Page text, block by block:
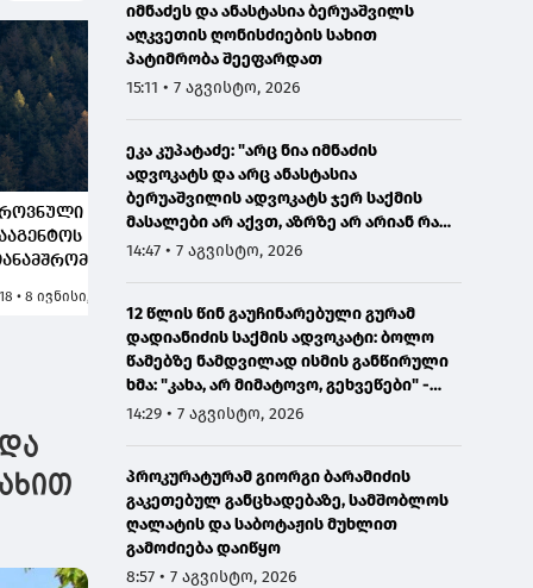
სატყეო
წლის მაისის
ფაქტი გამოავლინეს,
45 ფაქტი ხე-
• 8 ივნისი, 2026
მცხეთა-მთიანეთში ხე-
მოპოვებისა და
ტრანსპორტირების
ფაქტები გამოავლინა
იმნაძეს და ანასტასია ბერუაშვილს
აღკვეთის ღონისძიების სახით
პატიმრობა შეეფარდათ
15:11 • 7 აგვისტო, 2026
ეკა კუპატაძე: "არც ნია იმნაძის
ადვოკატს და არც ანასტასია
ბერუაშვილის ადვოკატს ჯერ საქმის
მასალები არ აქვთ, აზრზე არ არიან რა
წერია მასალებში"
14:47 • 7 აგვისტო, 2026
12 წლის წინ გაუჩინარებული გურამ
დადიანიძის საქმის ადვოკატი: ბოლო
წამებზე ნამდვილად ისმის განწირული
ხმა: "კახა, არ მიმატოვო, გეხვეწები" -
ვიდეოს დადებას ვაპირებდით
14:29 • 7 აგვისტო, 2026
პროკურატურამ გიორგი ბარამიძის
გაკეთებულ განცხადებაზე, სამშობლოს
ღალატის და საბოტაჟის მუხლით
გამოძიება დაიწყო
8:57 • 7 აგვისტო, 2026